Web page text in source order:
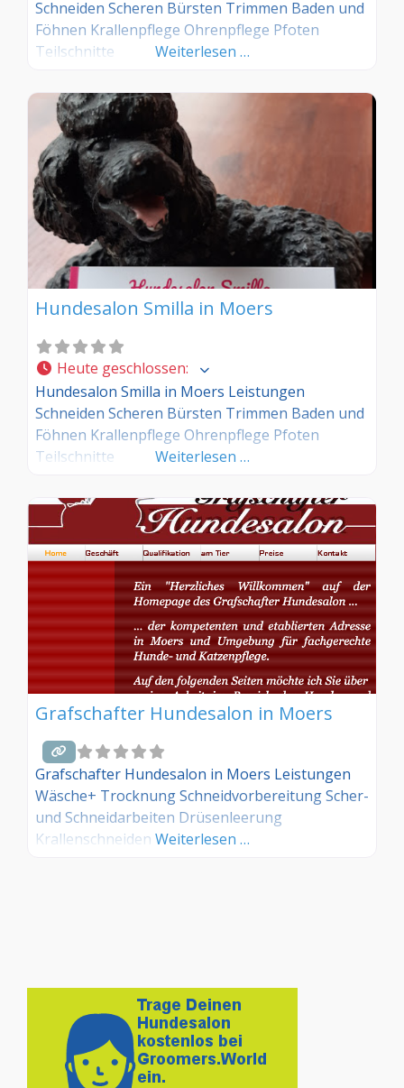
Schneiden Scheren Bürsten Trimmen Baden und
Föhnen Krallenpflege Ohrenpflege Pfoten
Teilschnitte
Weiterlesen …
Hundesalon Smilla in Moers
Heute geschlossen:
Hundesalon Smilla in Moers Leistungen
Schneiden Scheren Bürsten Trimmen Baden und
Föhnen Krallenpflege Ohrenpflege Pfoten
Teilschnitte
Weiterlesen …
Grafschafter Hundesalon in Moers
Grafschafter Hundesalon in Moers Leistungen
Wäsche+ Trocknung Schneidvorbereitung Scher-
und Schneidarbeiten Drüsenleerung
Krallenschneiden Weiterlesen …